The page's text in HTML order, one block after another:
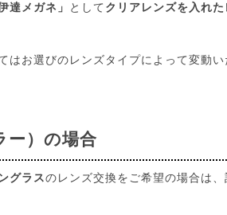
伊達メガネ」 として クリアレンズを入れ
はお選びのレンズタイプによって変動
ー）の場合
グラスのレンズ交換をご希望の場合は